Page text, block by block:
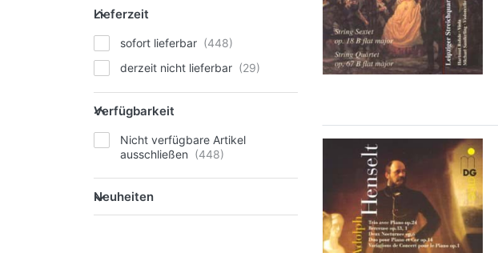
Lieferzeit
sofort lieferbar
derzeit nicht lieferbar
Verfügbarkeit
Nicht verfügbare Artikel
ausschließen
Neuheiten